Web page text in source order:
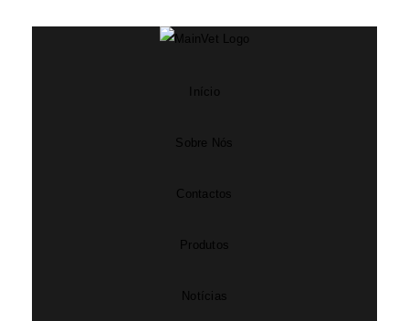
Início
Sobre Nós
Contactos
Produtos
Notícias